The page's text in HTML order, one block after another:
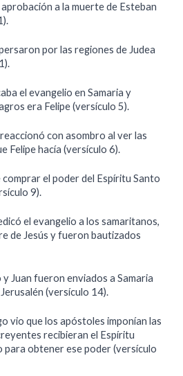
a la muerte de Esteban
por las regiones de Judea
el evangelio en Samaria y
era Felipe (versículo 5).
con asombro al ver las
Felipe hacía (versículo 6).
el poder del Espíritu Santo
9).
el evangelio a los samaritanos,
de Jesús y fueron bautizados
Juan fueron enviados a Samaria
(versículo 14).
vio que los apóstoles imponían las
recibieran el Espíritu
para obtener ese poder (versículo